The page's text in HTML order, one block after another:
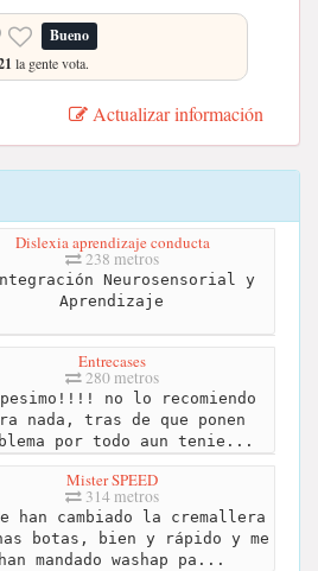
Bueno
la gente vota.
Actualizar información
Dislexia aprendizaje conducta
238 metros
Neurosensorial y
Aprendizaje
Entrecases
280 metros
no lo recomiendo
nada, tras de que ponen
por todo aun tenie...
Mister SPEED
314 metros
han cambiado la cremallera
botas, bien y rápido y me
han mandado washap pa...